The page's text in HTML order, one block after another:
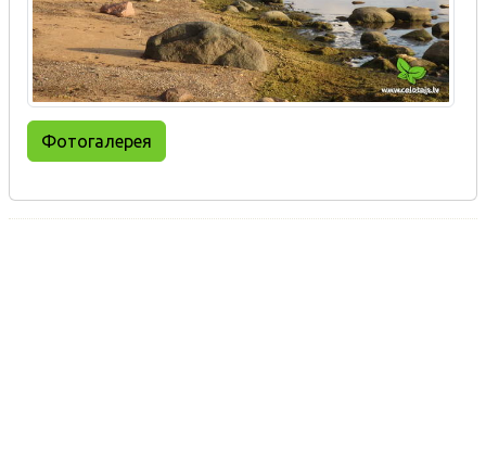
Фотогалерея